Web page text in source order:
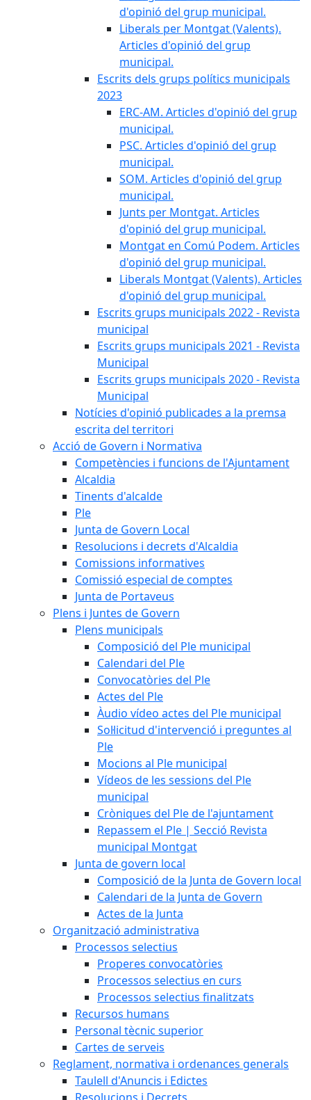
d'opinió del grup municipal.
Liberals per Montgat (Valents).
Articles d'opinió del grup
municipal.
Escrits dels grups polítics municipals
2023
ERC-AM. Articles d'opinió del grup
municipal.
PSC. Articles d'opinió del grup
municipal.
SOM. Articles d'opinió del grup
municipal.
Junts per Montgat. Articles
d'opinió del grup municipal.
Montgat en Comú Podem. Articles
d'opinió del grup municipal.
Liberals Montgat (Valents). Articles
d'opinió del grup municipal.
Escrits grups municipals 2022 - Revista
municipal
Escrits grups municipals 2021 - Revista
Municipal
Escrits grups municipals 2020 - Revista
Municipal
Notícies d'opinió publicades a la premsa
escrita del territori
Acció de Govern i Normativa
Competències i funcions de l'Ajuntament
Alcaldia
Tinents d'alcalde
Ple
Junta de Govern Local
Resolucions i decrets d'Alcaldia
Comissions informatives
Comissió especial de comptes
Junta de Portaveus
Plens i Juntes de Govern
Plens municipals
Composició del Ple municipal
Calendari del Ple
Convocatòries del Ple
Actes del Ple
Àudio vídeo actes del Ple municipal
Sol·licitud d'intervenció i preguntes al
Ple
Mocions al Ple municipal
Vídeos de les sessions del Ple
municipal
Cròniques del Ple de l'ajuntament
Repassem el Ple | Secció Revista
municipal Montgat
Junta de govern local
Composició de la Junta de Govern local
Calendari de la Junta de Govern
Actes de la Junta
Organització administrativa
Processos selectius
Properes convocatòries
Processos selectius en curs
Processos selectius finalitzats
Recursos humans
Personal tècnic superior
Cartes de serveis
Reglament, normativa i ordenances generals
Taulell d'Anuncis i Edictes